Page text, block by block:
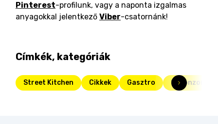
Pinterest-profilunk, vagy a naponta izgalmas
anyagokkal jelentkező Viber-csatornánk!
Címkék, kategóriák
Street Kitchen Cikkek Gasztro Szponzorált